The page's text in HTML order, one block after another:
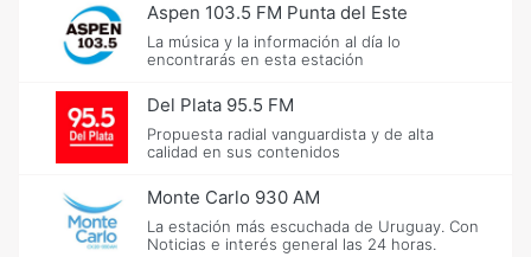
Aspen 103.5 FM Punta del Este
La música y la información al día lo
encontrarás en esta estación
Del Plata 95.5 FM
Propuesta radial vanguardista y de alta
calidad en sus contenidos
Monte Carlo 930 AM
La estación más escuchada de Uruguay. Con
Noticias e interés general las 24 horas.